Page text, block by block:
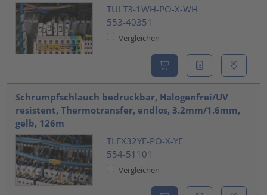
TULT3-1WH-PO-X-WH
553-40351
Vergleichen
Schrumpfschlauch bedruckbar, Halogenfrei/UV
resistent, Thermotransfer, endlos, 3.2mm/1.6mm,
gelb, 126m
TLFX32YE-PO-X-YE
554-51101
Vergleichen